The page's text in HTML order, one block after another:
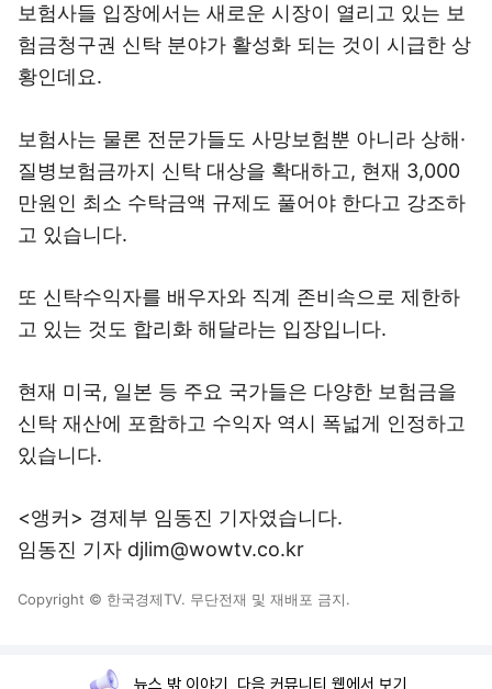
보험사들 입장에서는 새로운 시장이 열리고 있는 보
험금청구권 신탁 분야가 활성화 되는 것이 시급한 상
황인데요.
보험사는 물론 전문가들도 사망보험뿐 아니라 상해·
질병보험금까지 신탁 대상을 확대하고, 현재 3,000
만원인 최소 수탁금액 규제도 풀어야 한다고 강조하
고 있습니다.
또 신탁수익자를 배우자와 직계 존비속으로 제한하
고 있는 것도 합리화 해달라는 입장입니다.
현재 미국, 일본 등 주요 국가들은 다양한 보험금을
신탁 재산에 포함하고 수익자 역시 폭넓게 인정하고
있습니다.
<앵커> 경제부 임동진 기자였습니다.
임동진 기자 djlim@wowtv.co.kr
Copyright © 한국경제TV. 무단전재 및 재배포 금지.
뉴스 밖 이야기, 다음 커뮤니티 웹에서 보기